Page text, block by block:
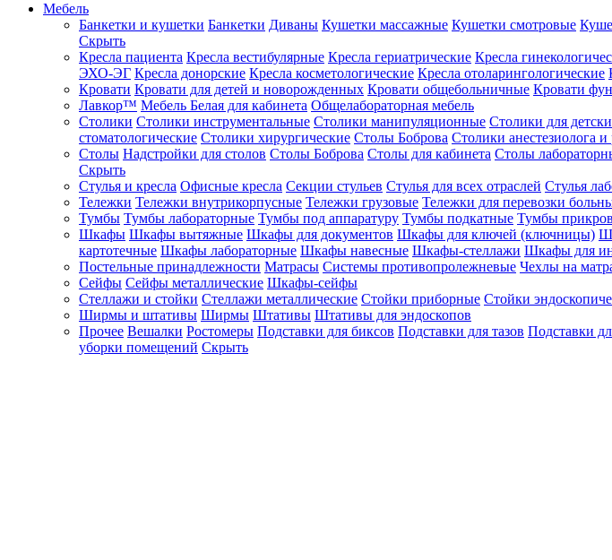
Мебель
Банкетки и кушетки Банкетки Диваны Кушетки массажные Кушетки смотровые
Скрыть
Кресла пациента Кресла вестибулярные Кресла гериатрические Кресла
ЭХО-ЭГ Кресла донорские Кресла косметологические Кресла отоларингологические
Кровати Кровати для детей и новорожденных Кровати общебольничные Кровати
Лавкор™ Мебель Белая для кабинета Общелабораторная мебель
Столики Столики инструментальные Столики манипуляционные Столики для
стоматологические Столики хирургические Столы Боброва Столики анестезиолога и
Столы Надстройки для столов Столы Боброва Столы для кабинета Столы
Скрыть
Стулья и кресла Офисные кресла Секции стульев Стулья для всех отраслей Стулья
Тележки Тележки внутрикорпусные Тележки грузовые Тележки для перевозки
Тумбы Тумбы лабораторные Тумбы под аппаратуру Тумбы подкатные Тумбы
Шкафы Шкафы вытяжные Шкафы для документов Шкафы для ключей (ключницы)
картотечные Шкафы лабораторные Шкафы навесные Шкафы-стеллажи Шкафы для
Постельные принадлежности Матрасы Системы противопролежневые Чехлы на
Сейфы Сейфы металлические Шкафы-сейфы
Стеллажи и стойки Стеллажи металлические Стойки приборные Стойки
Ширмы и штативы Ширмы Штативы Штативы для эндоскопов
Прочее Вешалки Ростомеры Подставки для биксов Подставки для тазов Подставки
уборки помещений Скрыть